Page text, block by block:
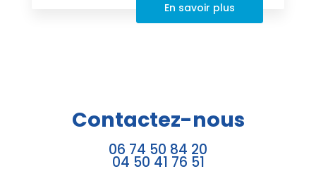
En savoir plus
Contactez-nous
06 74 50 84 20
04 50 41 76 51